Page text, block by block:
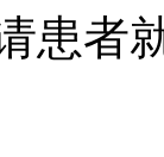
患者